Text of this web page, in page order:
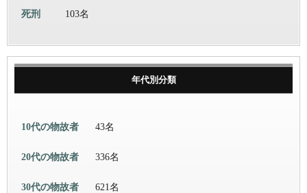
死刑 103名
年代別分類
10代の物故者 43名
20代の物故者 336名
30代の物故者 621名